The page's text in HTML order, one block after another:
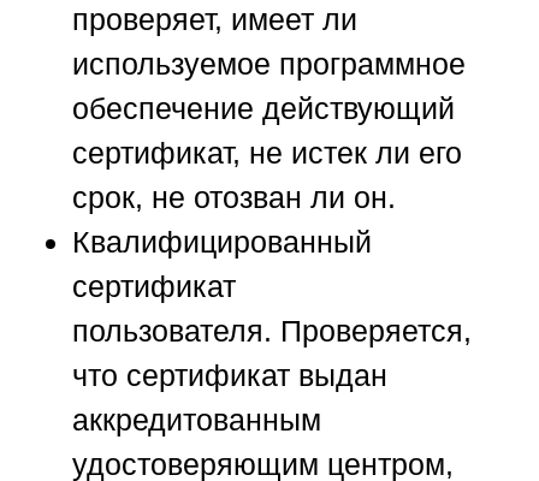
проверяет, имеет ли
используемое программное
обеспечение действующий
сертификат, не истек ли его
срок, не отозван ли он.
Квалифицированный
сертификат
пользователя. Проверяется,
что сертификат выдан
аккредитованным
удостоверяющим центром,